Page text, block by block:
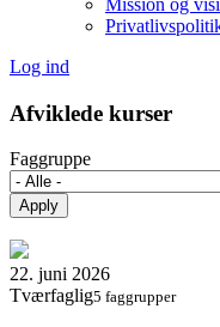
Log ind
Afviklede kurser
Faggruppe
22. juni 2026
Tværfaglig5 faggrupper